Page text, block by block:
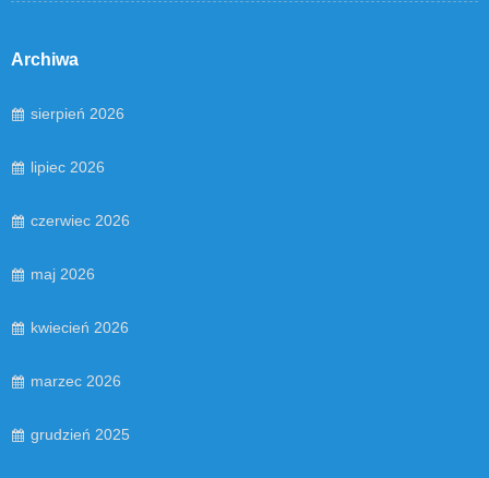
Archiwa
sierpień 2026
lipiec 2026
czerwiec 2026
maj 2026
kwiecień 2026
marzec 2026
grudzień 2025